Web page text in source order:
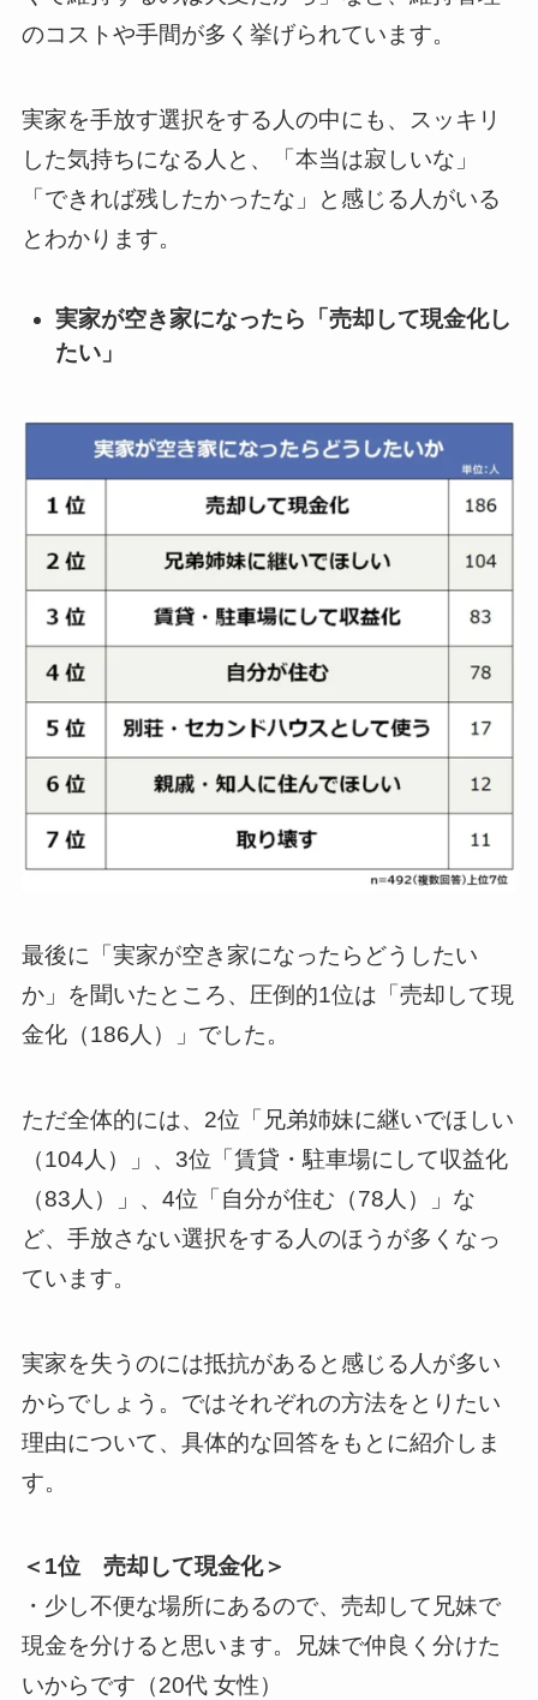
のコストや手間が多く挙げられています。
実家を手放す選択をする人の中にも、スッキリ
した気持ちになる人と、「本当は寂しいな」
「できれば残したかったな」と感じる人がいる
とわかります。
実家が空き家になったら「売却して現金化し
たい」
最後に「実家が空き家になったらどうしたい
か」を聞いたところ、圧倒的1位は「売却して現
金化（186人）」でした。
ただ全体的には、2位「兄弟姉妹に継いでほしい
（104人）」、3位「賃貸・駐車場にして収益化
（83人）」、4位「自分が住む（78人）」な
ど、手放さない選択をする人のほうが多くなっ
ています。
実家を失うのには抵抗があると感じる人が多い
からでしょう。ではそれぞれの方法をとりたい
理由について、具体的な回答をもとに紹介しま
す。
＜1位 売却して現金化＞
・少し不便な場所にあるので、売却して兄妹で
現金を分けると思います。兄妹で仲良く分けた
いからです（20代 女性）